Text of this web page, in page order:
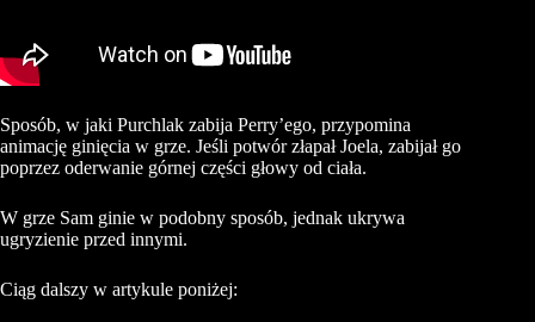
Sposób, w jaki Purchlak zabija Perry’ego, przypomina
animację ginięcia w grze. Jeśli potwór złapał Joela, zabijał go
poprzez oderwanie górnej części głowy od ciała.
W grze Sam ginie w podobny sposób, jednak ukrywa
ugryzienie przed innymi.
Ciąg dalszy w artykule poniżej: